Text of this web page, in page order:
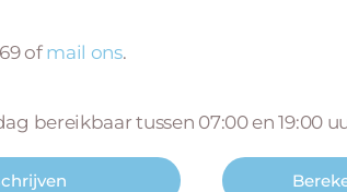
of mail ons.
bereikbaar tussen 07:00 en 19:00